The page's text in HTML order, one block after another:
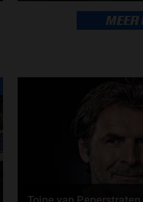
In hun allerlaatste race als
Nico Hülkenberg en Gabriel
MEER